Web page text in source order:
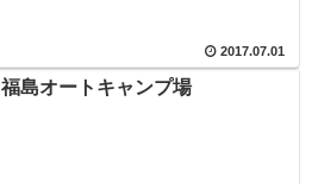
2017.07.01
福島オートキャンプ場